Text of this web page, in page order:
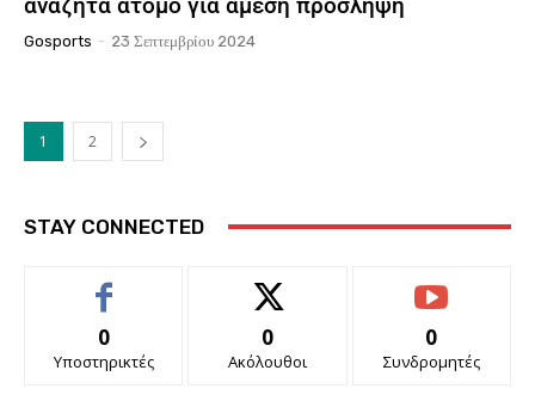
Gosports - 23 Σεπτεμβρίου 2024
1 2
STAY CONNECTED
0
Υποστηρικτές
0
Ακόλουθοι
0
Συνδρομητές